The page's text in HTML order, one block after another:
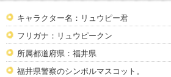
キャラクター名：リュウピー君
フリガナ：リュウピークン
所属都道府県：福井県
福井県警察のシンボルマスコット。